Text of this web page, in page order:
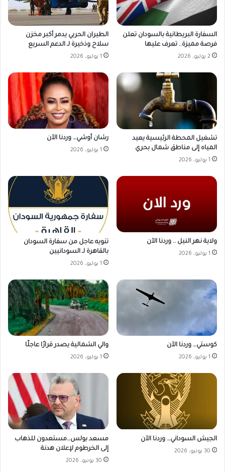
السفارة البريطانية بالسودان تعلن
فرصة مميزة.. تعرف عليها
2 يوليو، 2026
الطيران الحربي يدمر أكبر مخزن
سلاح وذخيرة لـ الدعم السريع
1 يوليو، 2026
تشغيل المحطة الرئيسية يعيد
المياه إلى مناطق شمال بحري
1 يوليو، 2026
رشان أوشي… وردنا الآن
1 يوليو، 2026
ولاية نهر النيل .. وردنا الآن
1 يوليو، 2026
تنويه عاجل من سفارة السودان
بالقاهرة لـ السودانيين
1 يوليو، 2026
كوستي… وردنا الآن
1 يوليو، 2026
والي الشمالية يصدر قرارًا عاجلًا
1 يوليو، 2026
الجيش السوداني… وردنا الآن
30 يونيو، 2026
مسعد بولس…مستعدون للذهاب
إلى الخرطوم لإعلان هدنة
30 يونيو، 2026